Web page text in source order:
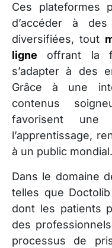
Ces plateformes
d’accéder à des
diversifiées, tout
ligne offrant la
s’adapter à des
Grâce à une
contenus
favorisent une
l’apprentissage,
à un public mondial.
Dans le domaine
telles que
dont les patients
des
processus de